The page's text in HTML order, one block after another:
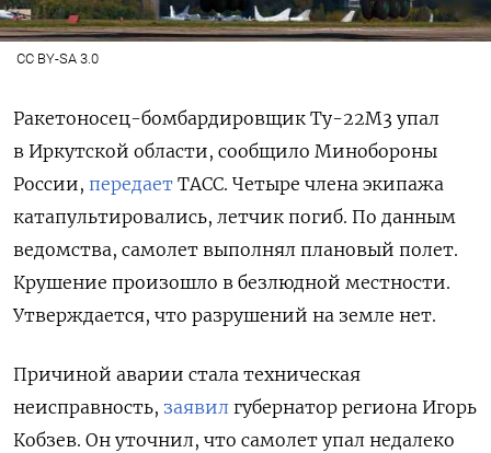
CC BY-SA 3.0
Ракетоносец-бомбардировщик Ту-22М3 упал
в Иркутской области, сообщило Минобороны
России, передает ТАСС. Четыре члена экипажа
катапультировались, летчик погиб. По данным
ведомства, самолет выполнял плановый полет.
Крушение произошло в безлюдной местности.
Утверждается, что разрушений на земле нет.
Причиной аварии стала техническая
неисправность, заявил губернатор региона Игорь
Кобзев. Он уточнил, что самолет упал недалеко